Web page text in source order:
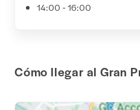
14:00 - 16:00
Cómo llegar al Gran